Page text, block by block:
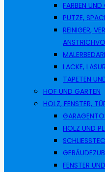
FARBEN UND
PUTZE,
REINIGER,
LACKE,
TAPETEN
HOF UND GARTEN
HOLZ, FENSTER,
HOLZ UND
FENSTER